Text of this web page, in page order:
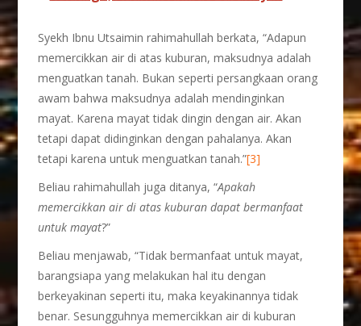
Syekh Ibnu Utsaimin rahimahullah berkata, “Adapun
memercikkan air di atas kuburan, maksudnya adalah
menguatkan tanah. Bukan seperti persangkaan orang
awam bahwa maksudnya adalah mendinginkan
mayat. Karena mayat tidak dingin dengan air. Akan
tetapi dapat didinginkan dengan pahalanya. Akan
tetapi karena untuk menguatkan tanah.”[3]
Beliau rahimahullah juga ditanya, “Apakah
memercikkan air di atas kuburan dapat bermanfaat
untuk mayat?”
Beliau menjawab, “Tidak bermanfaat untuk mayat,
barangsiapa yang melakukan hal itu dengan
berkeyakinan seperti itu, maka keyakinannya tidak
benar. Sesungguhnya memercikkan air di kuburan